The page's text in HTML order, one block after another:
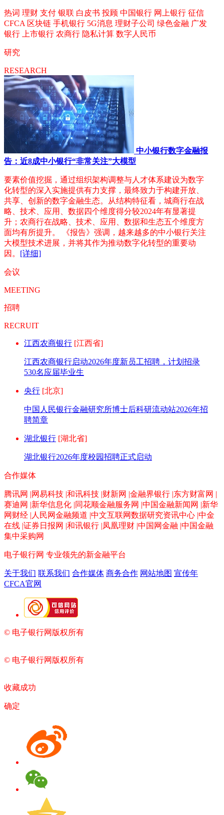
热词 理财 支付 银联 白皮书 投顾 中国银行 网上银行 征信
CFCA 区块链 手机银行 5G消息 理财子公司 绿色金融 广发
银行
上市银行 农商行 隐私计算 数字人民币
研究
RESEARCH
中小银行数字金融报
告：近8成中小银行“非常关注”大模型
要素价值挖掘，通过组织架构调整与人才体系建设为数字
化转型的深入实施提供有力支撑，最终致力于构建开放、
共享、创新的数字金融生态。从结构特征看，城商行在战
略、技术、应用、数据四个维度得分较2024年有显著提
升；农商行在战略、技术、应用、数据和生态五个维度方
面均有所提升。 《报告》强调，越来越多的中小银行关注
大模型技术进展，并将其作为推动数字化转型的重要动
因。 [详细]
会议
MEETING
招聘
RECRUIT
江西农商银行 [江西省]
江西农商银行启动2026年度新员工招聘，计划招录
530名应届毕业生
央行 [北京]
中国人民银行金融研究所博士后科研流动站2026年招
聘简章
湖北银行 [湖北省]
湖北银行2026年度校园招聘正式启动
合作媒体
腾讯网 |网易科技 |和讯科技 |财新网 |金融界银行 |东方财富网 |
赛迪网 |新华信息化 |同花顺金融服务网 |中国金融新闻网 |新华
网财经 |人民网金融频道 |中文互联网数据研究资讯中心 |中金
在线 |证券日报网 |和讯银行 |凤凰理财 |中国网金融 |中国金融
集中采购网
电子银行网 专业领先的新金融平台
关于我们 联系我们 合作媒体 商务合作 网站地图 宣传年
CFCA官网
© 电子银行网版权所有
© 电子银行网版权所有
收藏成功
确定